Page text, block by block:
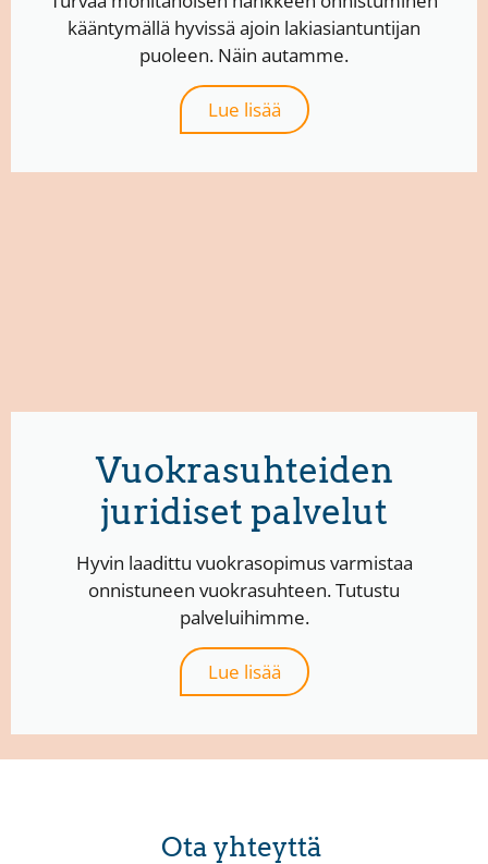
kääntymällä hyvissä ajoin lakiasiantuntijan
puoleen. Näin autamme.
Lue lisää
Vuokrasuhteiden
juridiset palvelut
Hyvin laadittu vuokrasopimus varmistaa
onnistuneen vuokrasuhteen. Tutustu
palveluihimme.
Lue lisää
Ota yhteyttä